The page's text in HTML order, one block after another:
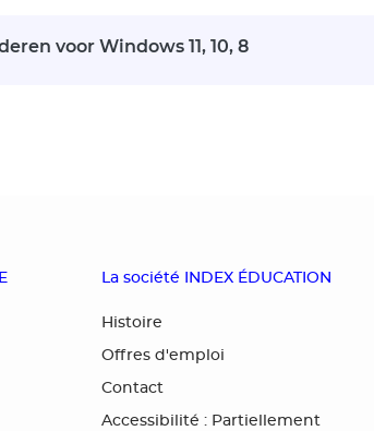
voor Windows 11, 10, 8
La société INDEX ÉDUCATION
Histoire
Offres d'emploi
Contact
Accessibilité : Partiellement